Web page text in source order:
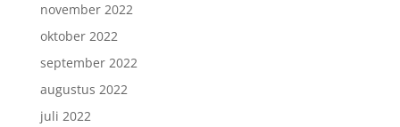
november 2022
oktober 2022
september 2022
augustus 2022
juli 2022